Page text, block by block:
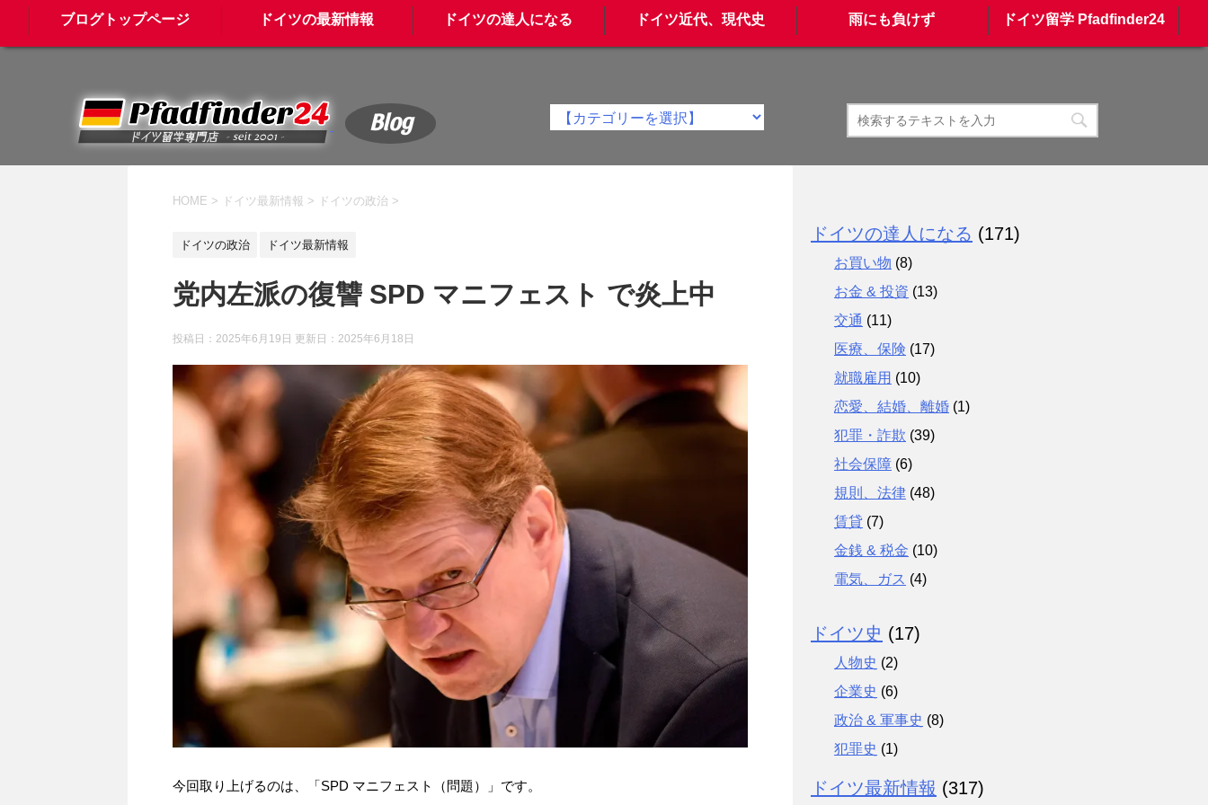
ブログトップページ ドイツの最新情報 ドイツの達人になる ドイツ近代、現代史 雨にも負けず ドイツ留学 Pfadfinder24
Blog
HOME > ドイツ最新情報 > ドイツの政治 >
ドイツの政治 ドイツ最新情報
党内左派の復讐 SPD マニフェスト で炎上中
投稿日：2025年6月19日 更新日： 2025年6月18日
今回取り上げるのは、「SPD マニフェスト（問題）」です。
ドイツの達人になる (171)
お買い物 (8)
お金 & 投資 (13)
交通 (11)
医療、保険 (17)
就職雇用 (10)
恋愛、結婚、離婚 (1)
犯罪・詐欺 (39)
社会保障 (6)
規則、法律 (48)
賃貸 (7)
金銭 & 税金 (10)
電気、ガス (4)
ドイツ史 (17)
人物史 (2)
企業史 (6)
政治 & 軍事史 (8)
犯罪史 (1)
ドイツ最新情報 (317)